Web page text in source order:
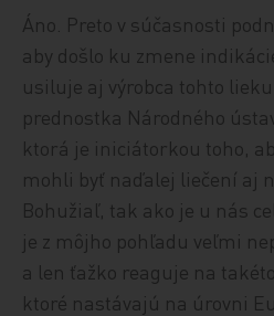
Áno. Preto v súčasnosti
aby došlo ku zmene
usiluje aj výrobca tohto
prednostka Národného
ktorá je iniciátorkou toho,
mohli byť naďalej liečení aj
Bohužiaľ, tak ako je u nás
je z môjho pohľadu veľmi
a len ťažko reaguje na
ktoré nastávajú na úrovni